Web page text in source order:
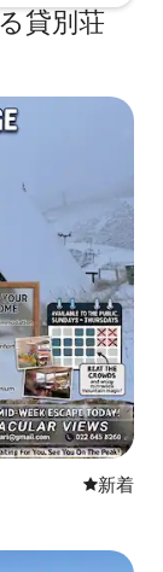
貸別荘
新しい宿
新着